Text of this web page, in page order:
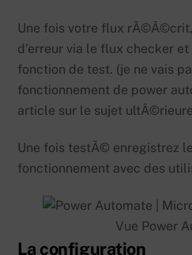
Une fois votre flux
d’erreur via le flux checker
fonction de test. (je ne vais
fonctionnement de power
article sur le sujet
Une fois testÃ© enregistrez
fonctionnement avec des
Vue Power
La configuration